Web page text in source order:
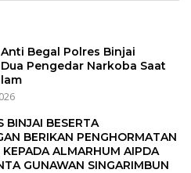
Begal Polres Binjai
Pengedar Narkoba Saat
BINJAI BESERTA
BERIKAN PENGHORMATAN
KEPADA ALMARHUM AIPDA
GUNAWAN SINGARIMBUN